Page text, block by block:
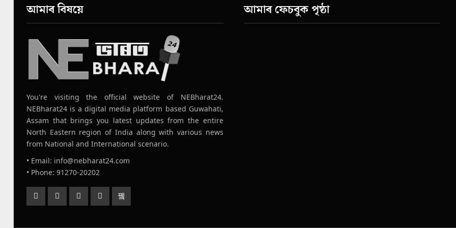
আমাৰ বিষয়ে
You're visiting the official website of NEBharat24.
NEBharat24 is a digital media platform based Guwahati,
Assam that brings you latest updates from the entire
North Eastern region of India along with various news
from National and International scenario.
• Email: info@nebharat24.com
• Phone: 91270-20202
আমাৰ ফেচবুক পৃষ্ঠা